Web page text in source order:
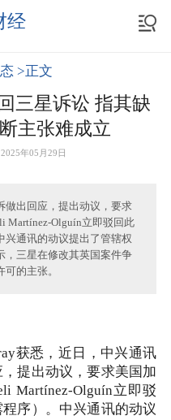
经
>正文
三星诉讼 指其缺
主张难成立
年05月29日
做出回应，提出动议，要求
Martínez-Olguín立即驳回此
兴通讯的动议提出了管辖权
，三星在修改其英国案件争
的主张。
获悉，近日，中兴通讯
提出动议，要求美国加
Martínez-Olguín立即驳
序）。中兴通讯的动议